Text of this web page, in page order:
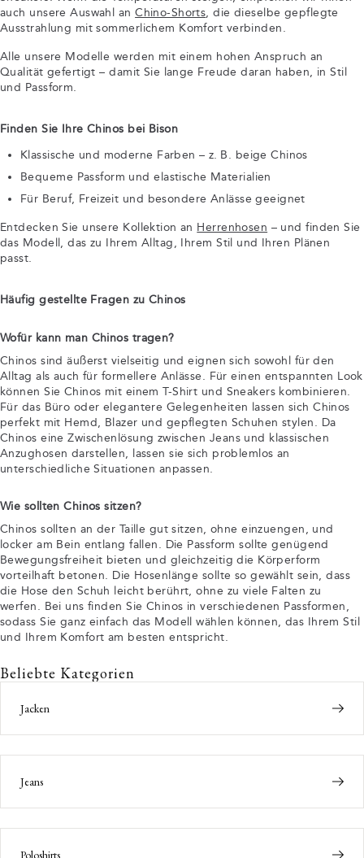
auch unsere Auswahl anChino-Shorts, die dieselbe gepflegte
Ausstrahlung mit sommerlichem Komfort verbinden.
Alle unsere Modelle werden mit einem hohen Anspruch an
Qualität gefertigt – damit Sie lange Freude daran haben, in Stil
und Passform.
Finden Sie Ihre Chinos bei Bison
Klassische und moderne Farben – z. B. beige Chinos
Bequeme Passform und elastische Materialien
Für Beruf, Freizeit und besondere Anlässe geeignet
Entdecken Sie unsere Kollektion an Herrenhosen – und finden Sie
das Modell, das zu Ihrem Alltag, Ihrem Stil und Ihren Plänen
passt.
Häufig gestellte Fragen zu Chinos
Wofür kann man Chinos tragen?
Chinos sind äußerst vielseitig und eignen sich sowohl für den
Alltag als auch für formellere Anlässe. Für einen entspannten Look
können Sie Chinos mit einem T-Shirt und Sneakers kombinieren.
Für das Büro oder elegantere Gelegenheiten lassen sich Chinos
perfekt mit Hemd, Blazer und gepflegten Schuhen stylen. Da
Chinos eine Zwischenlösung zwischen Jeans und klassischen
Anzughosen darstellen, lassen sie sich problemlos an
unterschiedliche Situationen anpassen.
Wie sollten Chinos sitzen?
Chinos sollten an der Taille gut sitzen, ohne einzuengen, und
locker am Bein entlang fallen. Die Passform sollte genügend
Bewegungsfreiheit bieten und gleichzeitig die Körperform
vorteilhaft betonen. Die Hosenlänge sollte so gewählt sein, dass
die Hose den Schuh leicht berührt, ohne zu viele Falten zu
werfen. Bei uns finden Sie Chinos in verschiedenen Passformen,
sodass Sie ganz einfach das Modell wählen können, das Ihrem Stil
und Ihrem Komfort am besten entspricht.
Beliebte Kategorien
Jacken
Jeans
Poloshirts